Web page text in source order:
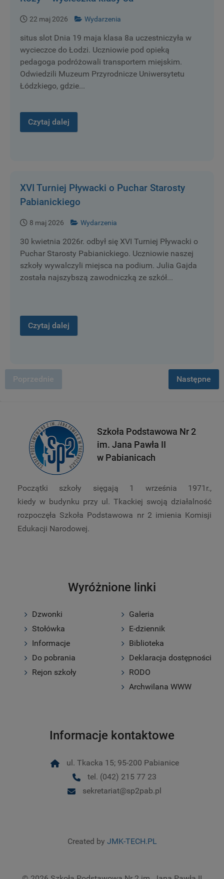
22 maj 2026 Wydarzenia
situs slot Dnia 19 maja klasa 8a uczestniczyła w
wycieczce do Łodzi. Uczniowie pod opieką
pedagoga podróżowali transportem miejskim.
Odwiedzili Muzeum Przyrodnicze Uniwersytetu
Łódzkiego, gdzie...
Czytaj dalej
XVI Turniej Pływacki o Puchar Starosty
Pabianickiego
8 maj 2026 Wydarzenia
30 kwietnia 2026r. odbył się XVI Turniej Pływacki o
Puchar Starosty Pabianickiego. Uczniowie naszej
szkoły wywalczyli miejsca na podium. Julia Gajda
została najszybszą zawodniczką ze szkół...
Czytaj dalej
Poprzednie Następne
Szkoła Podstawowa Nr 2
im. Jana Pawła II
w Pabianicach
Początki szkoły sięgają 1 września 1971r.,
kiedy w budynku przy ul. Tkackiej swoją działalność
rozpoczęła Szkoła Podstawowa nr 2 imienia Komisji
Edukacji Narodowej.
Wyróżnione linki
Dzwonki
Stołówka
Informacje
Do pobrania
Rejon szkoły
Galeria
E-dziennik
Biblioteka
Deklaracja dostępności
RODO
Archwilana WWW
Informacje kontaktowe
ul. Tkacka 15; 95-200 Pabianice
tel. (042) 215 77 23
sekretariat@sp2pab.pl
Created by JMK-TECH.PL